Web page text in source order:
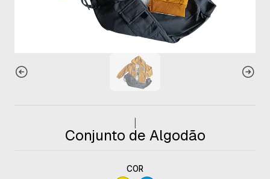
Conjunto de Algodão
COR